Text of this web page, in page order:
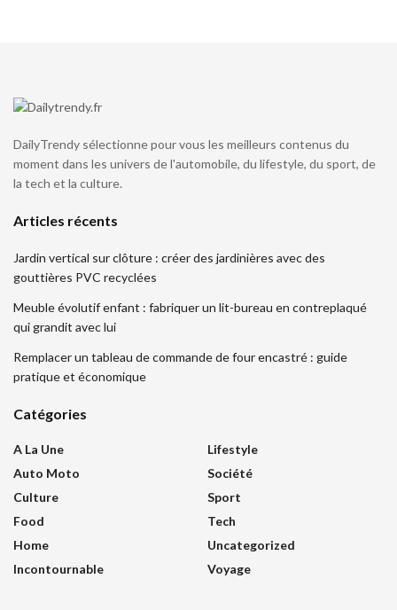
DailyTrendy sélectionne pour vous les meilleurs contenus du
moment dans les univers de l'automobile, du lifestyle, du sport, de
la tech et la culture.
Articles récents
Jardin vertical sur clôture : créer des jardinières avec des
gouttières PVC recyclées
Meuble évolutif enfant : fabriquer un lit-bureau en contreplaqué
qui grandit avec lui
Remplacer un tableau de commande de four encastré : guide
pratique et économique
Catégories
A La Une
Auto Moto
Culture
Food
Home
Incontournable
Lifestyle
Société
Sport
Tech
Uncategorized
Voyage